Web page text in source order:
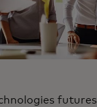
futures